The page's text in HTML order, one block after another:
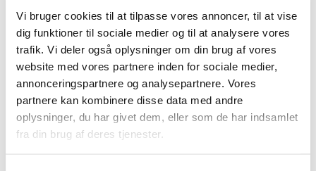
Vi bruger cookies til at tilpasse vores annoncer, til at vise
dig funktioner til sociale medier og til at analysere vores
trafik. Vi deler også oplysninger om din brug af vores
website med vores partnere inden for sociale medier,
annonceringspartnere og analysepartnere. Vores
partnere kan kombinere disse data med andre
oplysninger, du har givet dem, eller som de har indsamlet
fra din brug af deres tjenester.
for implementering af
automation flows som
understøtter kunderejsen,
ryddet op i vores liste for
øget levering og
åbningsrate, samt øget
frekvensen af nyhedsbreve